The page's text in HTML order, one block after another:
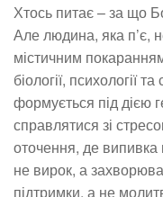
Хтось питає – за що
Але людина, яка п’є,
містичним
біології, психології
формується під дією
справлятися зі
оточення, де
не вирок, а
підтримки, а не